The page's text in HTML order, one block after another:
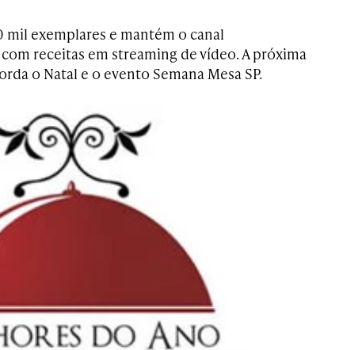
exemplares e mantém o canal
receitas em streaming de vídeo. A próxima
o Natal e o evento Semana Mesa SP.